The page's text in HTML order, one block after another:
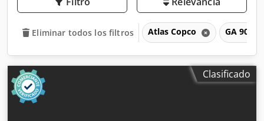
Eliminar todos los filtros Atlas Copco GA 90
Clasificado